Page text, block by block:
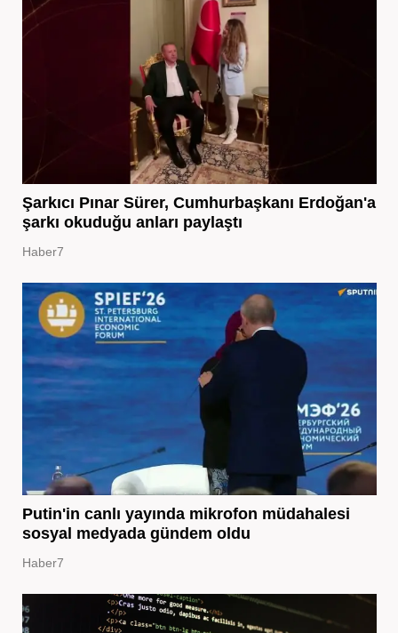
Şarkıcı Pınar Sürer, Cumhurbaşkanı Erdoğan'a
şarkı okuduğu anları paylaştı
Haber7
Putin'in canlı yayında mikrofon müdahalesi
sosyal medyada gündem oldu
Haber7